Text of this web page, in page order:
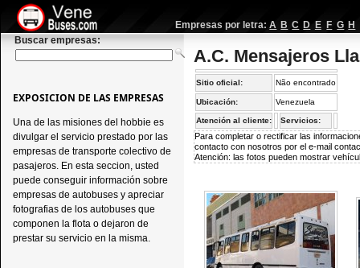
Empresas por letra: A B C D E F G H
Buscar empresas:
A.C. Mensajeros
Sitio oficial: Não encontrado
Ubicación: Venezuela
Atención al cliente: Servicios:
Para completar o rectificar las
contacto con nosotros por el e-mail
Atención: las fotos pueden mostrar
EXPOSICION DE LAS EMPRESAS
Una de las misiones del hobbie es
divulgar el servicio prestado por las
empresas de transporte colectivo de
pasajeros. En esta seccion, usted
puede conseguir información sobre
empresas de autobuses y apreciar
fotografias de los autobuses que
componen la flota o dejaron de
prestar su servicio en la misma.